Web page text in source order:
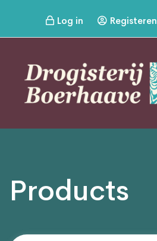
Log in Registeren
Products